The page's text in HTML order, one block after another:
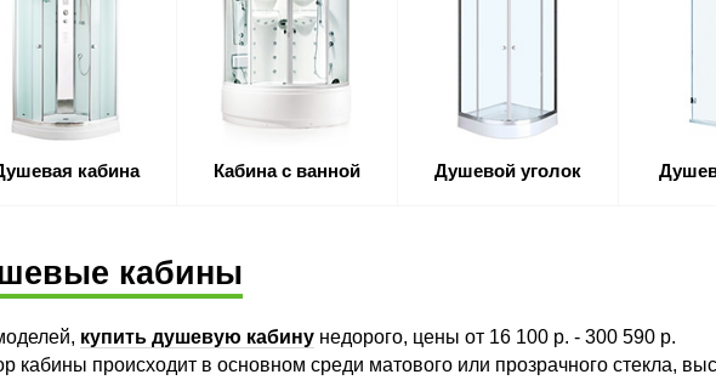
кабина Кабина с ванной Душевой уголок
кабины
купить душевую кабинунедорого, цены от 16 100 р. - 300 590 р.
кабины происходит в основном среди матового или прозрачного стекла,